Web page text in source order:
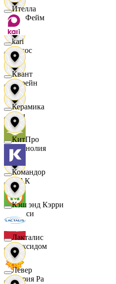
ЛисФейм
Логос
Лорейн
Луч
Магнолия
МАК
Макси
Максидом
Мария Ра
Ителла
kari
Квант
Керамика
КитПро
Командор
Кэш энд Кэрри
Лакталис
Левер